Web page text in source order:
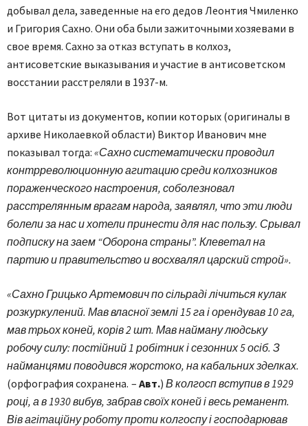
добывал дела, заведенные на его дедов Леонтия Чмиленко
и Григория Сахно. Они оба были зажиточными хозяевами в
свое время. Сахно за отказ вступать в колхоз,
антисоветские выказывания и участие в антисоветском
восстании расстреляли в 1937-м.
Вот цитаты из документов, копии которых (оригиналы в
архиве Николаевкой области) Виктор Иванович мне
показывал тогда: «Сахно систематически проводил
контрреволюционную агитацию среди колхозников
пораженческого настроения, соболезновал
расстрелянным врагам народа, заявлял, что эти люди
болели за нас и хотели принести для нас пользу. Срывал
подписку на заем “Оборона страны”. Клеветал на
партию и правительство и восхвалял царский строй».
«Сахно Грицько Артемович по сільраді лічиться кулак
розкуркулений. Мав власної землі 15 га і орендував 10 га,
мав трьох коней, корів 2 шт. Мав найману людську
робочу силу: постійний 1 робітник і сезонних 5 осіб. З
найманцями поводився жорстоко, на кабальних зделках.
(орфография сохранена. – Авт.) В колгосп вступив в 1929
році, а в 1930 вибув, забрав своїх коней і весь реманент.
Вів агітаційну роботу проти колгоспу і господарював